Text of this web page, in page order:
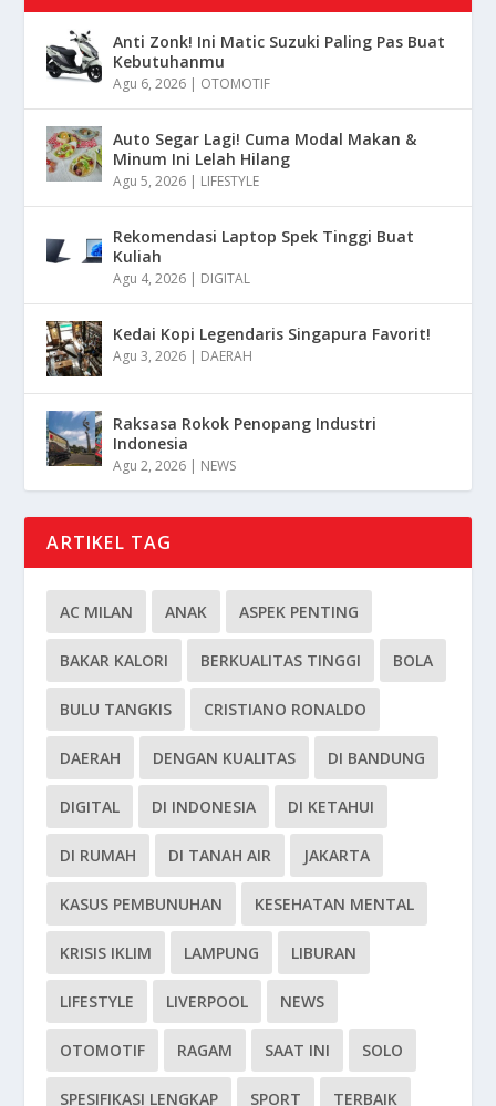
Anti Zonk! Ini Matic Suzuki Paling Pas Buat
Kebutuhanmu
Agu 6, 2026 | OTOMOTIF
Auto Segar Lagi! Cuma Modal Makan &
Minum Ini Lelah Hilang
Agu 5, 2026 | LIFESTYLE
Rekomendasi Laptop Spek Tinggi Buat
Kuliah
Agu 4, 2026 | DIGITAL
Kedai Kopi Legendaris Singapura Favorit!
Agu 3, 2026 | DAERAH
Raksasa Rokok Penopang Industri
Indonesia
Agu 2, 2026 | NEWS
ARTIKEL TAG
AC MILAN ANAK ASPEK PENTING
BAKAR KALORI BERKUALITAS TINGGI BOLA
BULU TANGKIS CRISTIANO RONALDO
DAERAH DENGAN KUALITAS DI BANDUNG
DIGITAL DI INDONESIA DI KETAHUI
DI RUMAH DI TANAH AIR JAKARTA
KASUS PEMBUNUHAN KESEHATAN MENTAL
KRISIS IKLIM LAMPUNG LIBURAN
LIFESTYLE LIVERPOOL NEWS
OTOMOTIF RAGAM SAAT INI SOLO
SPESIFIKASI LENGKAP SPORT TERBAIK